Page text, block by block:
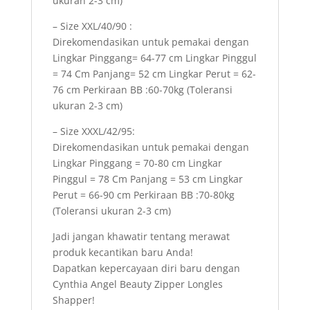
– Size XXL/40/90 :
Direkomendasikan untuk pemakai dengan
Lingkar Pinggang= 64-77 cm Lingkar Pinggul
= 74 Cm Panjang= 52 cm Lingkar Perut = 62-
76 cm Perkiraan BB :60-70kg (Toleransi
ukuran 2-3 cm)
– Size XXXL/42/95:
Direkomendasikan untuk pemakai dengan
Lingkar Pinggang = 70-80 cm Lingkar
Pinggul = 78 Cm Panjang = 53 cm Lingkar
Perut = 66-90 cm Perkiraan BB :70-80kg
(Toleransi ukuran 2-3 cm)
Jadi jangan khawatir tentang merawat
produk kecantikan baru Anda!
Dapatkan kepercayaan diri baru dengan
Cynthia Angel Beauty Zipper Longles
Shapper!